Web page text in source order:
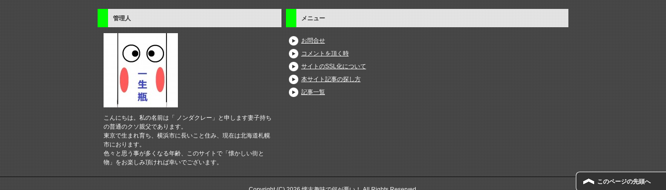
管理人
こんにちは。私の名前は「 ノンダクレー」と申します妻子持ち
の普通のクソ親父であります。
東京で生まれ育ち、横浜市に長いこと住み、現在は北海道札幌
市におります。
色々と思う事が多くなる年齢、このサイトで「懐かしい街と
物」をお楽しみ頂ければ幸いでございます。
メニュー
お問合せ
コメントを頂く時
サイトのSSL化について
本サイト記事の探し方
記事一覧
このページの先頭へ